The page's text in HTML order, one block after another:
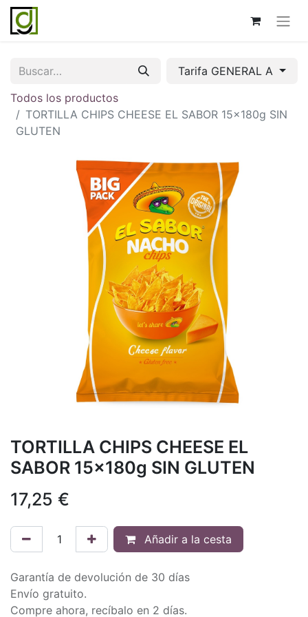
Tarifa GENERAL A
Todos los productos
TORTILLA CHIPS CHEESE EL SABOR 15x180g SIN
GLUTEN
TORTILLA CHIPS CHEESE EL
SABOR 15x180g SIN GLUTEN
17,25 €
Añadir a la cesta
Garantía de devolución de 30 días
Envío gratuito.
Compre ahora, recíbalo en 2 días.